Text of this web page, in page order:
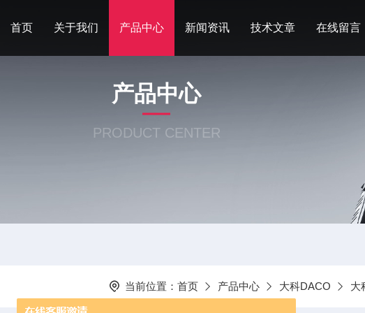
首页 关于我们 产品中心 新闻资讯 技术文章 在线留言
产品中心
PRODUCT CENTER
当前位置： 首页 产品中心 大科DACO 大